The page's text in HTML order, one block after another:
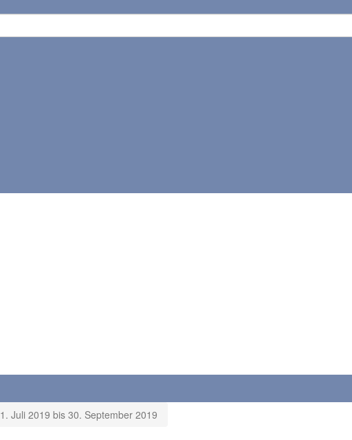
1. Juli 2019 bis 30. September 2019